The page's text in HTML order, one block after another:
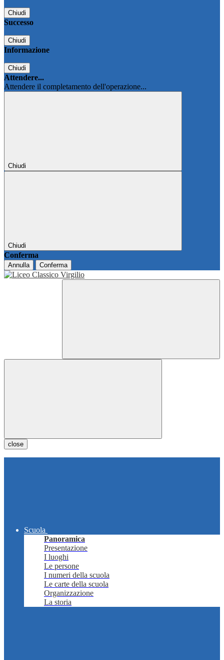
Chiudi
Successo
Chiudi
Informazione
Chiudi
Attendere...
Attendere il completamento dell'operazione...
Chiudi
Chiudi
Conferma
Annulla Conferma
close
Scuola
Panoramica
Presentazione
I luoghi
Le persone
I numeri della scuola
Le carte della scuola
Organizzazione
La storia